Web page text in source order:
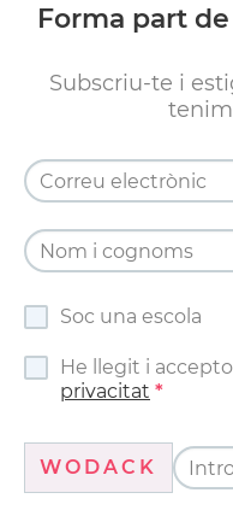
Forma part
Subscriu-te i
Soc una escola
He llegit i
privacitat
WODACK